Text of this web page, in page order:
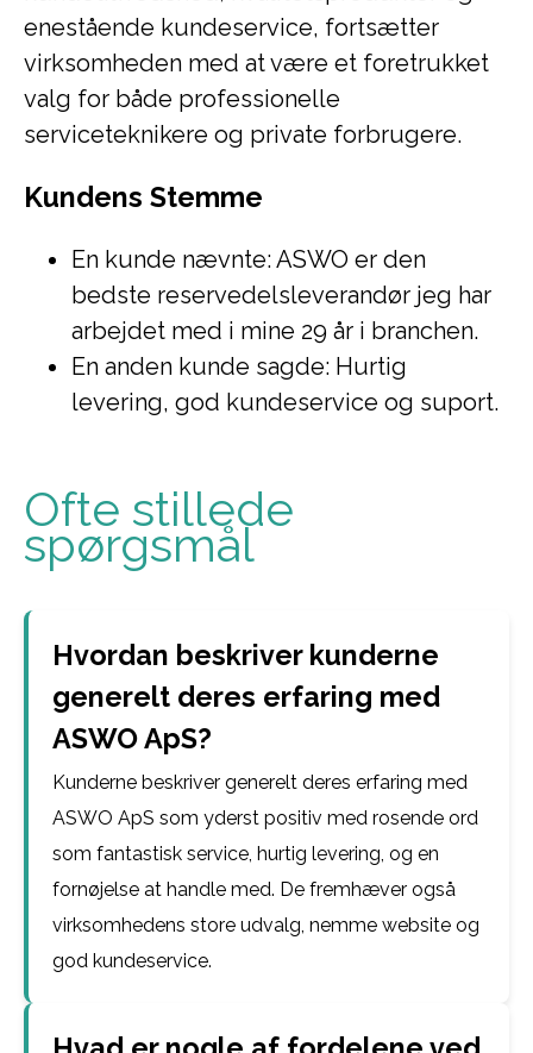
enestående kundeservice, fortsætter
virksomheden med at være et foretrukket
valg for både professionelle
serviceteknikere og private forbrugere.
Kundens Stemme
En kunde nævnte: ASWO er den
bedste reservedelsleverandør jeg har
arbejdet med i mine 29 år i branchen.
En anden kunde sagde: Hurtig
levering, god kundeservice og suport.
Ofte stillede
spørgsmål
Hvordan beskriver kunderne
generelt deres erfaring med
ASWO ApS?
Kunderne beskriver generelt deres erfaring med
ASWO ApS som yderst positiv med rosende ord
som fantastisk service, hurtig levering, og en
fornøjelse at handle med. De fremhæver også
virksomhedens store udvalg, nemme website og
god kundeservice.